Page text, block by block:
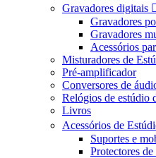
Gravadores digitais 
Gravadores
Gravadores
Acessórios
Misturadores de
Pré-amplificador
Conversores de
Relógios de estúdio
Livros
Acessórios de
Suportes e
Protectores